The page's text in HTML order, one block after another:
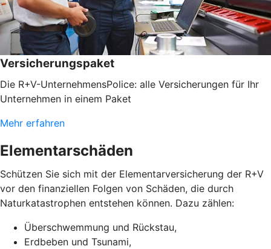
Versicherungspaket
Die R+V-UnternehmensPolice: alle Versicherungen für Ihr
Unternehmen in einem Paket
Mehr erfahren
Elementarschäden
Schützen Sie sich mit der Elementarversicherung der R+V
vor den finanziellen Folgen von Schäden, die durch
Naturkatastrophen entstehen können. Dazu zählen:
Überschwemmung und Rückstau,
Erdbeben und Tsunami,